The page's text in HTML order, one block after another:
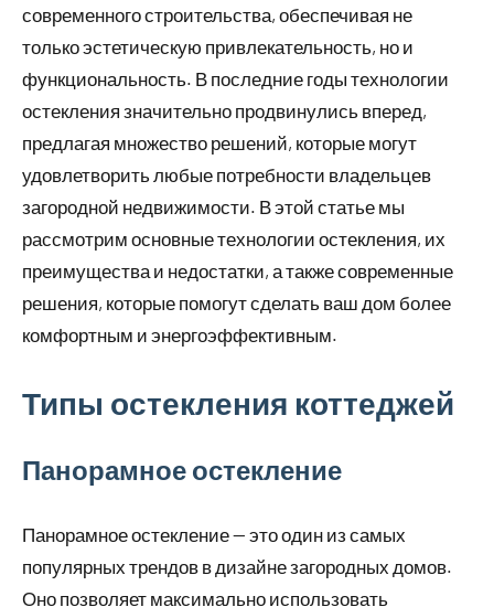
современного строительства, обеспечивая не
только эстетическую привлекательность, но и
функциональность. В последние годы технологии
остекления значительно продвинулись вперед,
предлагая множество решений, которые могут
удовлетворить любые потребности владельцев
загородной недвижимости. В этой статье мы
рассмотрим основные технологии остекления, их
преимущества и недостатки, а также современные
решения, которые помогут сделать ваш дом более
комфортным и энергоэффективным.
Типы остекления коттеджей
Панорамное остекление
Панорамное остекление — это один из самых
популярных трендов в дизайне загородных домов.
Оно позволяет максимально использовать